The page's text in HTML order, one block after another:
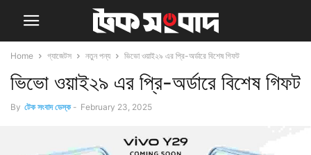
Home গ্যাজেটস নতুন পন্য ভিভো ওয়াই২৯ এর প্রি-অর্ডারে বিশেষ গিফট
ভিভো ওয়াই২৯ এর প্রি-অর্ডারে বিশেষ গিফট
By টেক সংবাদ ডেস্ক - February 23, 2025